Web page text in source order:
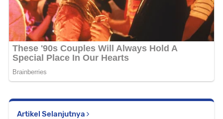
Artikel Selanjutnya